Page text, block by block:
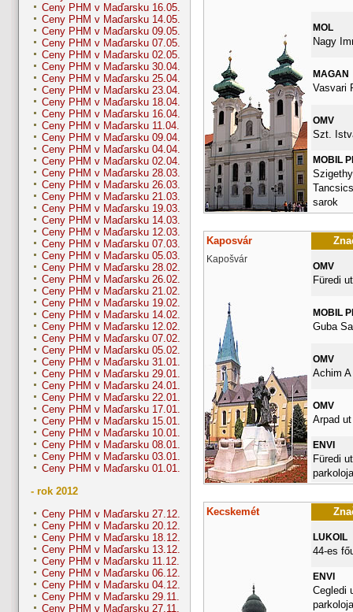
Ceny PHM v Maďarsku 16.05.
Ceny PHM v Maďarsku 14.05.
Ceny PHM v Maďarsku 09.05.
Ceny PHM v Maďarsku 07.05.
Ceny PHM v Maďarsku 02.05.
Ceny PHM v Maďarsku 30.04.
Ceny PHM v Maďarsku 25.04.
Ceny PHM v Maďarsku 23.04.
Ceny PHM v Maďarsku 18.04.
Ceny PHM v Maďarsku 16.04.
Ceny PHM v Maďarsku 11.04.
Ceny PHM v Maďarsku 09.04.
Ceny PHM v Maďarsku 04.04.
Ceny PHM v Maďarsku 02.04.
Ceny PHM v Maďarsku 28.03.
Ceny PHM v Maďarsku 26.03.
Ceny PHM v Maďarsku 21.03.
Ceny PHM v Maďarsku 19.03.
Ceny PHM v Maďarsku 14.03.
Ceny PHM v Maďarsku 12.03.
Ceny PHM v Maďarsku 07.03.
Ceny PHM v Maďarsku 05.03.
Ceny PHM v Maďarsku 28.02.
Ceny PHM v Maďarsku 26.02.
Ceny PHM v Maďarsku 21.02.
Ceny PHM v Maďarsku 19.02.
Ceny PHM v Maďarsku 14.02.
Ceny PHM v Maďarsku 12.02.
Ceny PHM v Maďarsku 07.02.
Ceny PHM v Maďarsku 05.02.
Ceny PHM v Maďarsku 31.01.
Ceny PHM v Maďarsku 29.01.
Ceny PHM v Maďarsku 24.01.
Ceny PHM v Maďarsku 22.01.
Ceny PHM v Maďarsku 17.01.
Ceny PHM v Maďarsku 15.01.
Ceny PHM v Maďarsku 10.01.
Ceny PHM v Maďarsku 08.01.
Ceny PHM v Maďarsku 03.01.
Ceny PHM v Maďarsku 01.01.
- rok 2012
Ceny PHM v Maďarsku 27.12.
Ceny PHM v Maďarsku 20.12.
Ceny PHM v Maďarsku 18.12.
Ceny PHM v Maďarsku 13.12.
Ceny PHM v Maďarsku 11.12.
Ceny PHM v Maďarsku 06.12.
Ceny PHM v Maďarsku 04.12.
Ceny PHM v Maďarsku 29.11.
Ceny PHM v Maďarsku 27.11.
MOL
Nagy
MAGAN
Vasvari
OMV
Szt.
MOBIL
sarok
Kaposvár
Kapošvár
OMV
Füredi ut
MOBIL
Guba
OMV
Achim A
OMV
Arpad ut
ENVI
Füredi
Kecskemét
LUKOIL
44-es
ENVI
Cegledi